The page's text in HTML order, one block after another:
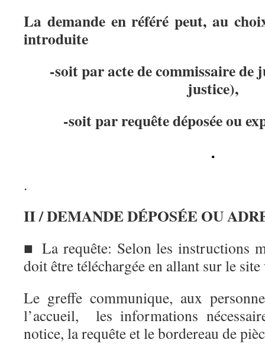
La demande en référé peut, au
introduite
-soit par acte de commissaire de
justice),
-soit par requête déposée ou
.
.
II / DEMANDE DÉPOSÉE OU
■ La requête: Selon les instructions
doit être téléchargée en allant sur le
Le greffe communique, aux
l’accueil, les informations
notice, la requête et le bordereau de